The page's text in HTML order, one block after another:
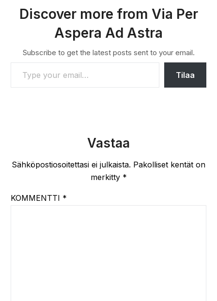
Discover more from Via Per
Aspera Ad Astra
Subscribe to get the latest posts sent to your email.
TYPE YOUR EMAIL…
Tilaa
Vastaa
Sähköpostiosoitettasi ei julkaista. Pakolliset kentät on
merkitty *
KOMMENTTI *